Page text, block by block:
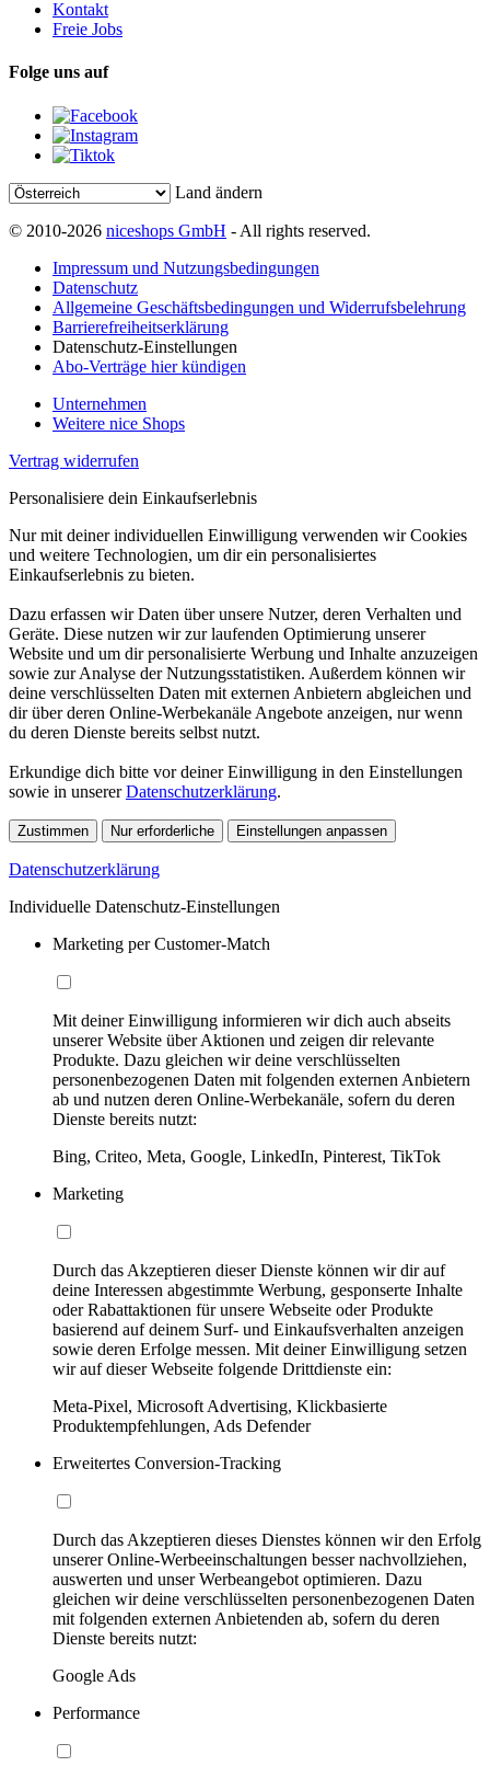
Kontakt
Freie Jobs
Folge uns auf
Land ändern
© 2010-2026 niceshops GmbH - All rights reserved.
Impressum und Nutzungsbedingungen
Datenschutz
Allgemeine Geschäftsbedingungen und Widerrufsbelehrung
Barrierefreiheitserklärung
Datenschutz-Einstellungen
Abo-Verträge hier kündigen
Unternehmen
Weitere nice Shops
Vertrag widerrufen
Personalisiere dein Einkaufserlebnis
Nur mit deiner individuellen Einwilligung verwenden wir Cookies
und weitere Technologien, um dir ein personalisiertes
Einkaufserlebnis zu bieten.
Dazu erfassen wir Daten über unsere Nutzer, deren Verhalten und
Geräte. Diese nutzen wir zur laufenden Optimierung unserer
Website und um dir personalisierte Werbung und Inhalte anzuzeigen
sowie zur Analyse der Nutzungsstatistiken. Außerdem können wir
deine verschlüsselten Daten mit externen Anbietern abgleichen und
dir über deren Online-Werbekanäle Angebote anzeigen, nur wenn
du deren Dienste bereits selbst nutzt.
Erkundige dich bitte vor deiner Einwilligung in den Einstellungen
sowie in unsererDatenschutzerklärung.
Zustimmen Nur erforderliche Einstellungen anpassen
Datenschutzerklärung
Individuelle Datenschutz-Einstellungen
Marketing per Customer-Match
Mit deiner Einwilligung informieren wir dich auch abseits
unserer Website über Aktionen und zeigen dir relevante
Produkte. Dazu gleichen wir deine verschlüsselten
personenbezogenen Daten mit folgenden externen Anbietern
ab und nutzen deren Online-Werbekanäle, sofern du deren
Dienste bereits nutzt:
Bing, Criteo, Meta, Google, LinkedIn, Pinterest, TikTok
Marketing
Durch das Akzeptieren dieser Dienste können wir dir auf
deine Interessen abgestimmte Werbung, gesponserte Inhalte
oder Rabattaktionen für unsere Webseite oder Produkte
basierend auf deinem Surf- und Einkaufsverhalten anzeigen
sowie deren Erfolge messen. Mit deiner Einwilligung setzen
wir auf dieser Webseite folgende Drittdienste ein:
Meta-Pixel, Microsoft Advertising, Klickbasierte
Produktempfehlungen, Ads Defender
Erweitertes Conversion-Tracking
Durch das Akzeptieren dieses Dienstes können wir den Erfolg
unserer Online-Werbeeinschaltungen besser nachvollziehen,
auswerten und unser Werbeangebot optimieren. Dazu
gleichen wir deine verschlüsselten personenbezogenen Daten
mit folgenden externen Anbietenden ab, sofern du deren
Dienste bereits nutzt:
Google Ads
Performance